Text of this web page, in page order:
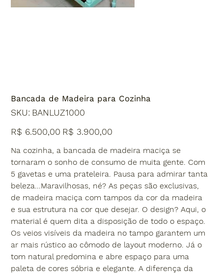
Bancada de Madeira para Cozinha
SKU: SKU
BANLUZ1000
BANLUZ1000
Preço
original
R$ 6.500,00 Preço
promocional
R$ 3.900,00
Na cozinha, a bancada de madeira maciça se
tornaram o sonho de consumo de muita gente. Com
5 gavetas e uma prateleira. Pausa para admirar tanta
beleza...Maravilhosas, né? As peças são exclusivas,
de madeira maciça com tampos da cor da madeira
e sua estrutura na cor que desejar. O design? Aqui, o
material é quem dita a disposição de todo o espaço.
Os veios visíveis da madeira no tampo garantem um
ar mais rústico ao cômodo de layout moderno. Já o
tom natural predomina e abre espaço para uma
paleta de cores sóbria e elegante. A diferença da